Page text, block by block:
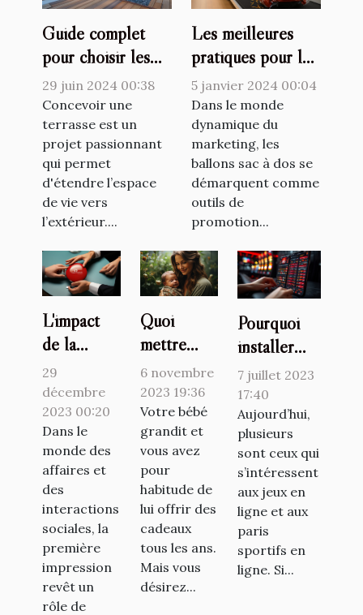
Guide complet
pour choisir les
meilleurs supports
de terrasse selon
le type de sol
29 juin 2024 00:38
Concevoir une
terrasse est un
projet passionnant
qui permet
d'étendre l’espace
de vie vers
l’extérieur....
Les meilleures
pratiques pour le
stockage et la
maintenance des
ballons sac à dos
marketing
5 janvier 2024 00:04
Dans le monde
dynamique du
marketing, les
ballons sac à dos se
démarquent comme
outils de
promotion...
L'impact
de la
première
impression
dans
l'accueil
29
décembre
2023 00:20
Dans le
monde des
affaires et
des
interactions
sociales, la
première
impression
revêt un
rôle de
Quoi
mettre
dans une
liste de
naissance ?
6 novembre
2023 19:36
Votre bébé
grandit et
vous avez
pour
habitude de
lui offrir des
cadeaux
tous les ans.
Mais vous
désirez...
Pourquoi
installer
l’application
1xbet ?
7 juillet 2023
17:40
Aujourd’hui,
plusieurs
sont ceux qui
s’intéressent
aux jeux en
ligne et aux
paris
sportifs en
ligne. Si...